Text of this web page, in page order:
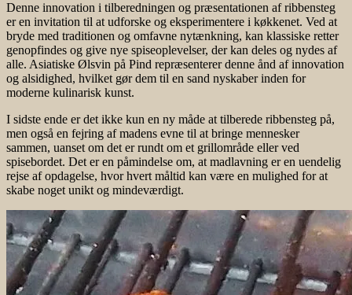
Denne innovation i tilberedningen og præsentationen af ribbensteg
er en invitation til at udforske og eksperimentere i køkkenet. Ved at
bryde med traditionen og omfavne nytænkning, kan klassiske retter
genopfindes og give nye spiseoplevelser, der kan deles og nydes af
alle. Asiatiske Ølsvin på Pind repræsenterer denne ånd af innovation
og alsidighed, hvilket gør dem til en sand nyskaber inden for
moderne kulinarisk kunst.
I sidste ende er det ikke kun en ny måde at tilberede ribbensteg på,
men også en fejring af madens evne til at bringe mennesker
sammen, uanset om det er rundt om et grillområde eller ved
spisebordet. Det er en påmindelse om, at madlavning er en uendelig
rejse af opdagelse, hvor hvert måltid kan være en mulighed for at
skabe noget unikt og mindeværdigt.